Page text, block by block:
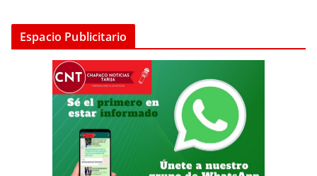
Espacio Publicitario